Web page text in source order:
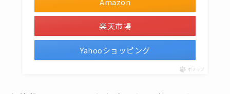
楽天市場
Yahooショッピング
ポチップ